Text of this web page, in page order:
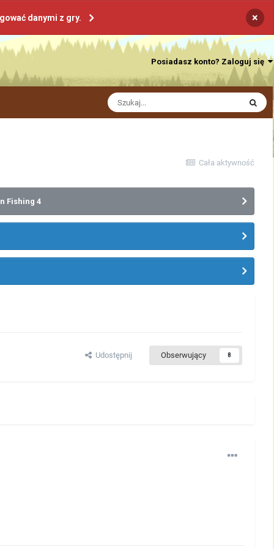
danymi z gry. ×
Posiadasz konto? Zaloguj się
Cała aktywność
Fishing 4
Udostępnij Obserwujący 8